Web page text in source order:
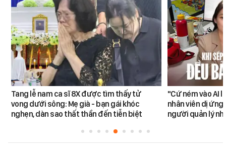
Tang lễ nam ca sĩ 8X được tìm thấy tử
vong dưới sông: Mẹ già - bạn gái khóc
nghẹn, dàn sao thất thần đến tiễn biệt
"Cứ ném vào AI
nhân viên dị ứng
người quản lý